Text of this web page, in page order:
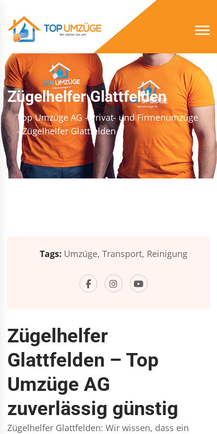
Zügelhelfer Glattfelden
Top Umzüge AG - Privat- und Firmenumzüge
- Zügelhelfer Glattfelden
Tags: Umzüge, Transport, Reinigung
Zügelhelfer
Glattfelden – Top
Umzüge AG
zuverlässig günstig
Zügelhelfer Glattfelden: Wir wissen, dass ein